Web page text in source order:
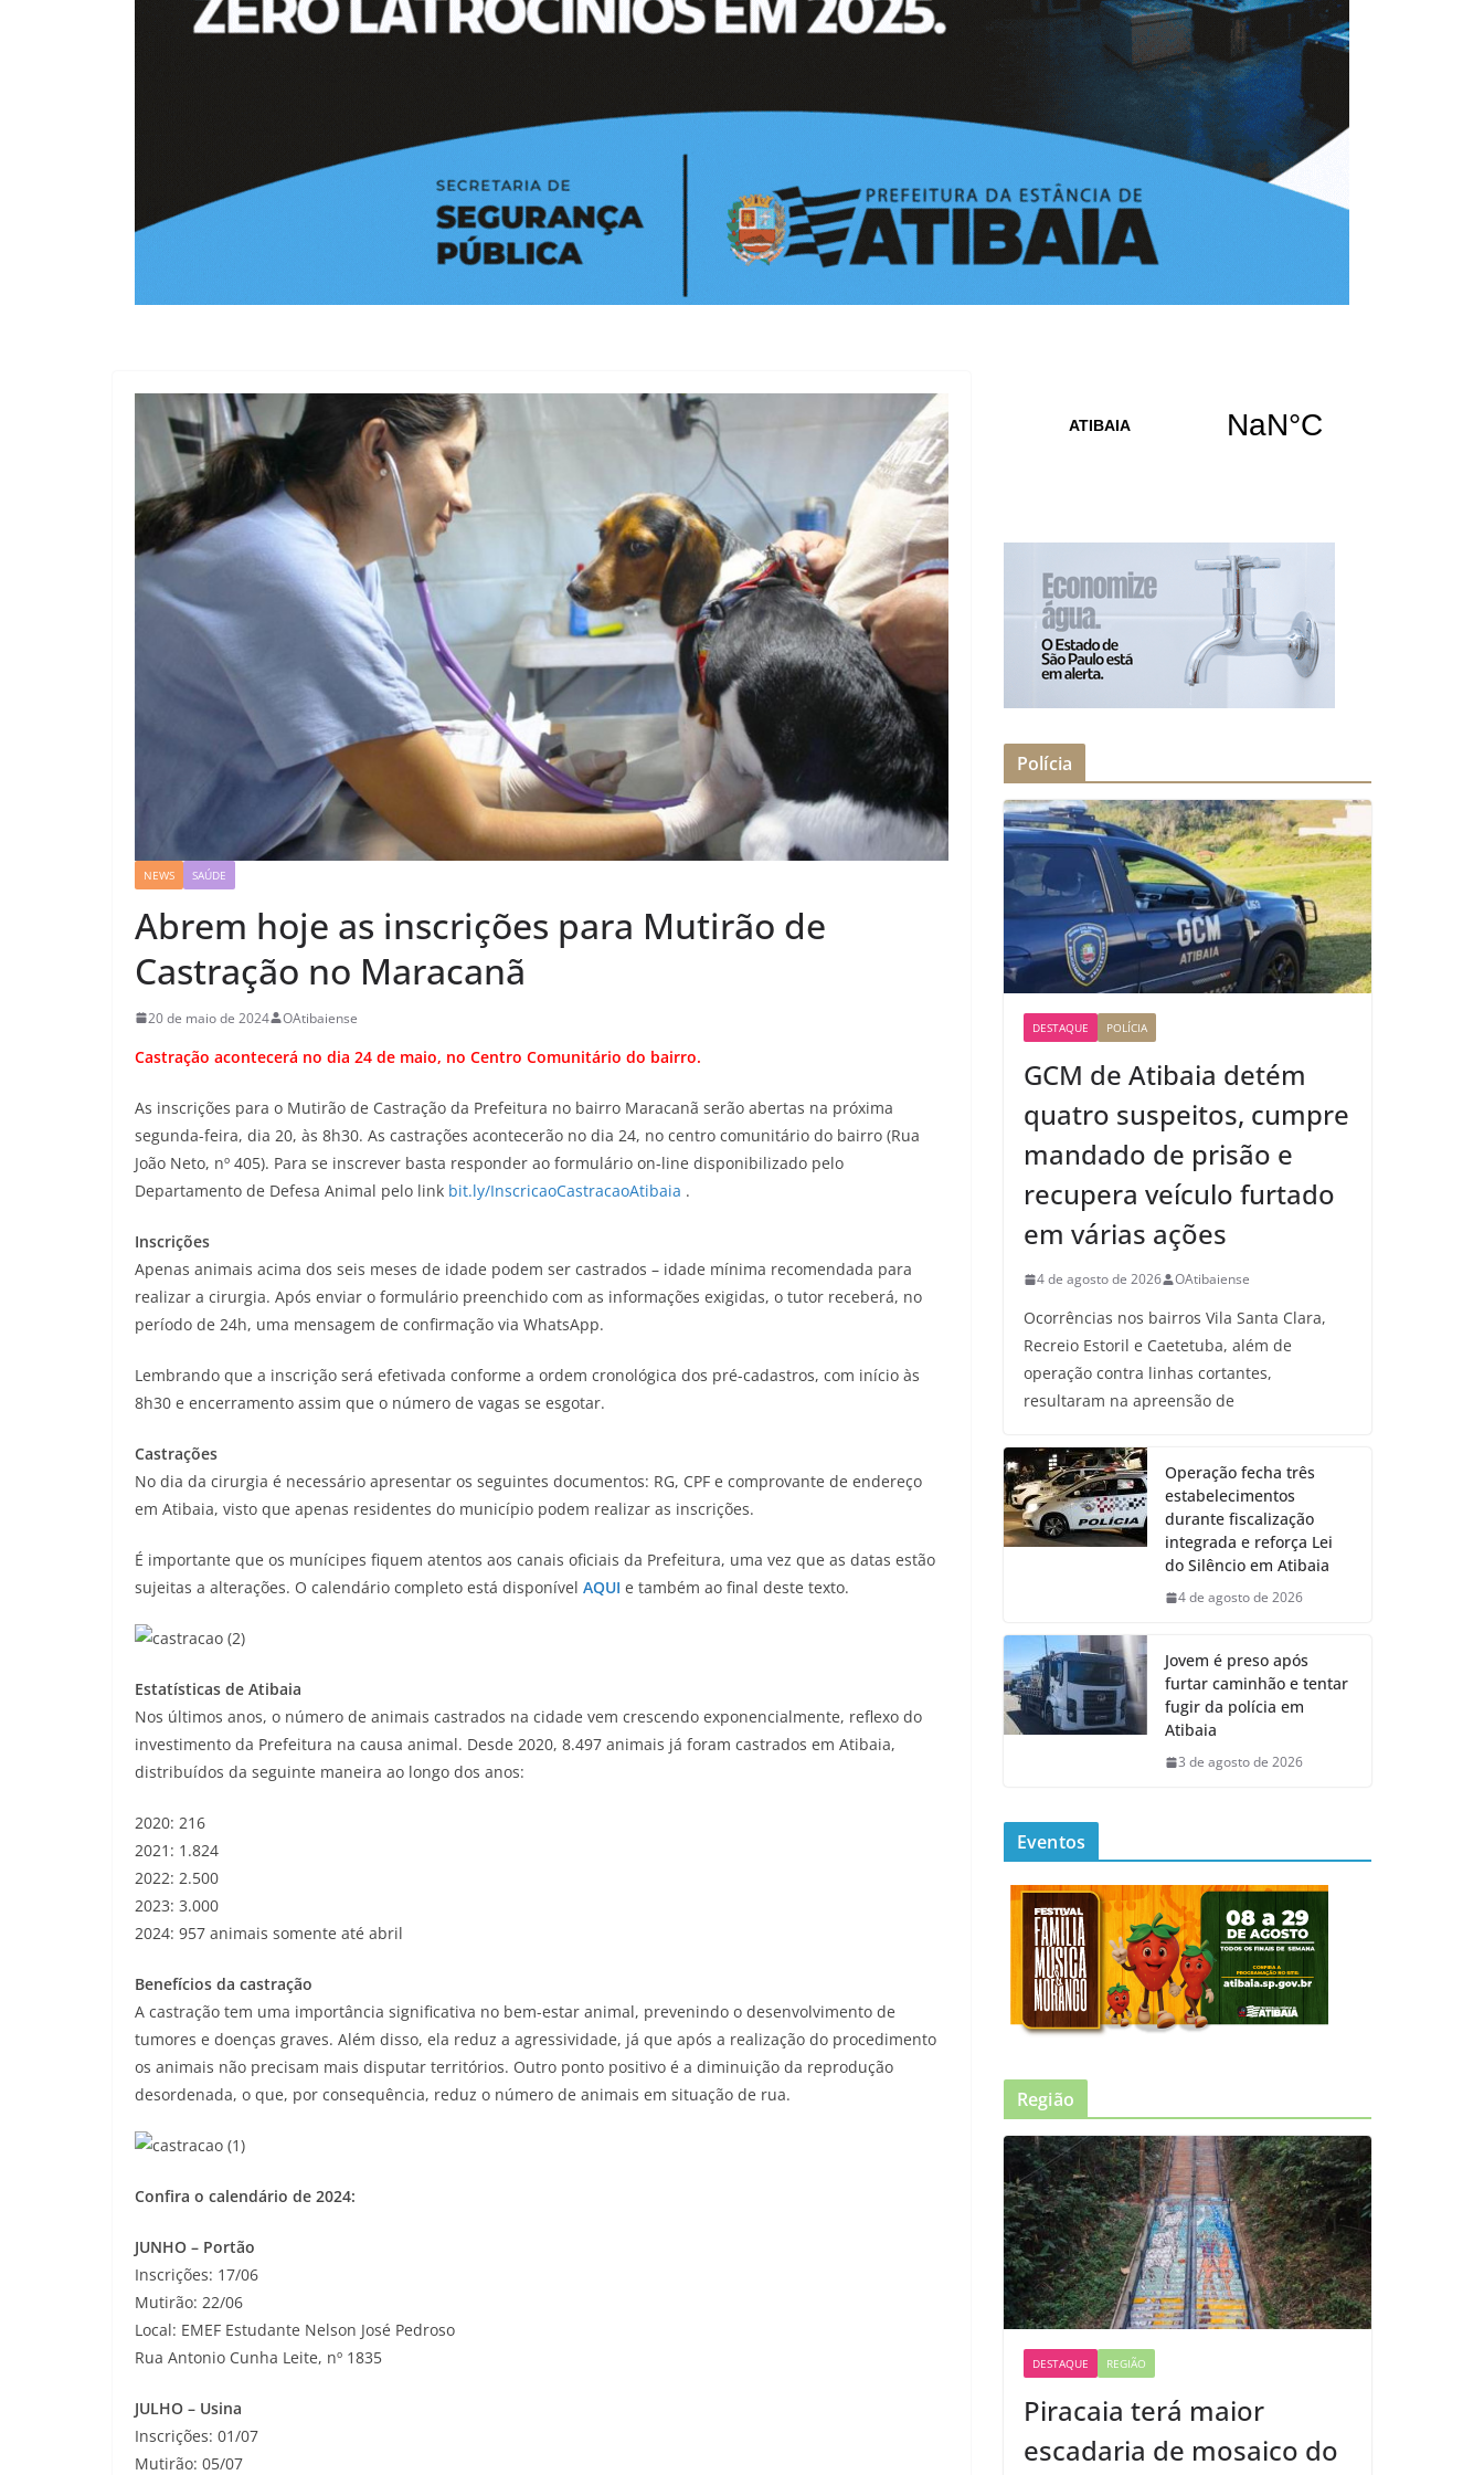
NEWS SAÚDE
Abrem hoje as inscrições para Mutirão de
Castração no Maracanã
20 de maio de 2024 OAtibaiense
Castração acontecerá no dia 24 de maio, no Centro Comunitário do bairro.
As inscrições para o Mutirão de Castração da Prefeitura no bairro Maracanã serão abertas na próxima
segunda-feira, dia 20, às 8h30. As castrações acontecerão no dia 24, no centro comunitário do bairro (Rua
João Neto, nº 405). Para se inscrever basta responder ao formulário on-line disponibilizado pelo
Departamento de Defesa Animal pelo link bit.ly/InscricaoCastracaoAtibaia .
Inscrições
Apenas animais acima dos seis meses de idade podem ser castrados – idade mínima recomendada para
realizar a cirurgia. Após enviar o formulário preenchido com as informações exigidas, o tutor receberá, no
período de 24h, uma mensagem de confirmação via WhatsApp.
Lembrando que a inscrição será efetivada conforme a ordem cronológica dos pré-cadastros, com início às
8h30 e encerramento assim que o número de vagas se esgotar.
Castrações
No dia da cirurgia é necessário apresentar os seguintes documentos: RG, CPF e comprovante de endereço
em Atibaia, visto que apenas residentes do município podem realizar as inscrições.
É importante que os munícipes fiquem atentos aos canais oficiais da Prefeitura, uma vez que as datas estão
sujeitas a alterações. O calendário completo está disponível AQUI e também ao final deste texto.
Estatísticas de Atibaia
Nos últimos anos, o número de animais castrados na cidade vem crescendo exponencialmente, reflexo do
investimento da Prefeitura na causa animal. Desde 2020, 8.497 animais já foram castrados em Atibaia,
distribuídos da seguinte maneira ao longo dos anos:
2020: 216
2021: 1.824
2022: 2.500
2023: 3.000
2024: 957 animais somente até abril
Benefícios da castração
A castração tem uma importância significativa no bem-estar animal, prevenindo o desenvolvimento de
tumores e doenças graves. Além disso, ela reduz a agressividade, já que após a realização do procedimento
os animais não precisam mais disputar territórios. Outro ponto positivo é a diminuição da reprodução
desordenada, o que, por consequência, reduz o número de animais em situação de rua.
Confira o calendário de 2024:
JUNHO – Portão
Inscrições: 17/06
Mutirão: 22/06
Local: EMEF Estudante Nelson José Pedroso
Rua Antonio Cunha Leite, nº 1835
JULHO – Usina
Inscrições: 01/07
Mutirão: 05/07
Polícia
DESTAQUE POLÍCIA
GCM de Atibaia detém
quatro suspeitos, cumpre
mandado de prisão e
recupera veículo furtado
em várias ações
4 de agosto de 2026 OAtibaiense
Ocorrências nos bairros Vila Santa Clara,
Recreio Estoril e Caetetuba, além de
operação contra linhas cortantes,
resultaram na apreensão de
Operação fecha três
estabelecimentos
durante fiscalização
integrada e reforça Lei
do Silêncio em Atibaia
4 de agosto de 2026
Jovem é preso após
furtar caminhão e tentar
fugir da polícia em
Atibaia
3 de agosto de 2026
Eventos
Região
DESTAQUE REGIÃO
Piracaia terá maior
escadaria de mosaico do